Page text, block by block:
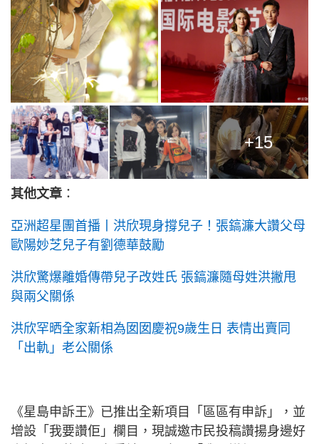
+15
其他文章 ：
亞洲超星團首播丨洪欣現身撐兒子！張鎬濂大讚父母
歐陽妙芝兒子有劉德華鼓勵
洪欣驚爆離婚傳帶兒子改姓氏 張鎬濂隨母姓洪撇甩
與兩父關係
洪欣罕晒全家新相為囡囡慶祝9歲生日 表情出賣同
「出軌」老公關係
《星島申訴王》已推出全新項目「區區有申訴」，並
增設「我要讚佢」欄目，現誠邀市民投稿讚揚身邊好